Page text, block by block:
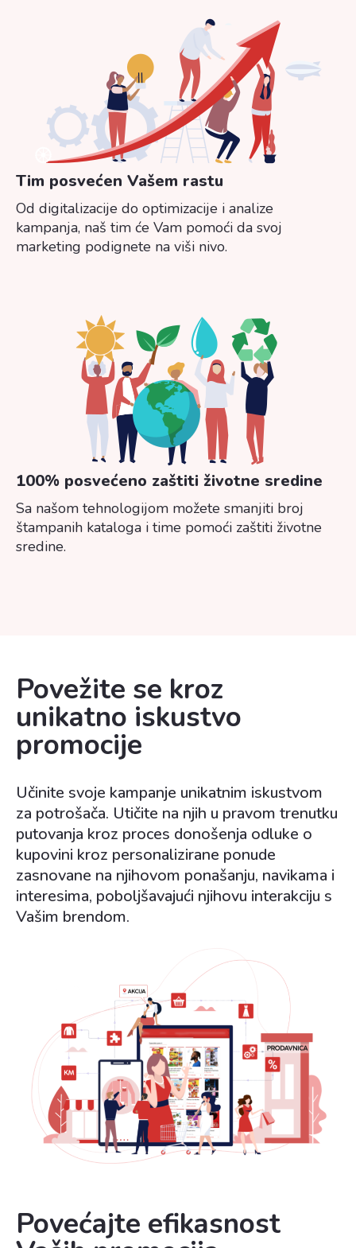
Tim posvećen Vašem rastu
Od digitalizacije do optimizacije i analize
kampanja, naš tim će Vam pomoći da svoj
marketing podignete na viši nivo.
100% posvećeno zaštiti životne sredine​
Sa našom tehnologijom možete smanjiti broj
štampanih kataloga i time pomoći zaštiti životne
sredine.
Povežite se kroz
unikatno iskustvo
promocije
Učinite svoje kampanje unikatnim iskustvom
za potrošača. Utičite na njih u pravom trenutku
putovanja kroz proces donošenja odluke o
kupovini kroz personalizirane ponude
zasnovane na njihovom ponašanju, navikama i
interesima, poboljšavajući njihovu interakciju s
Vašim brendom.
Povećajte efikasnost